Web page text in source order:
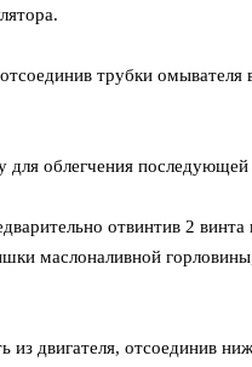
трубки омывателя
облегчения последующей
отвинтив 2
маслоналивной
двигателя, отсоединив